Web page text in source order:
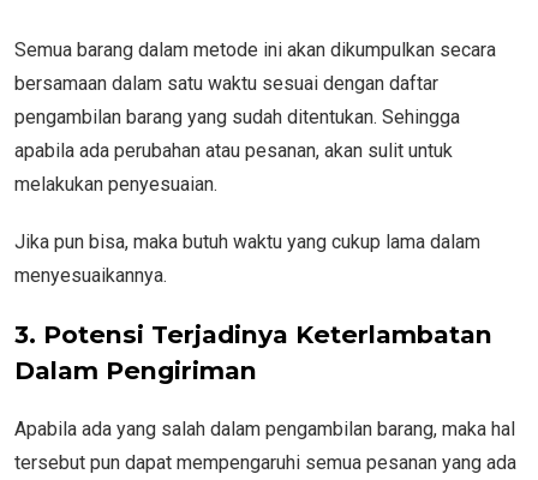
Semua barang dalam metode ini akan dikumpulkan secara
bersamaan dalam satu waktu sesuai dengan daftar
pengambilan barang yang sudah ditentukan. Sehingga
apabila ada perubahan atau pesanan, akan sulit untuk
melakukan penyesuaian.
Jika pun bisa, maka butuh waktu yang cukup lama dalam
menyesuaikannya.
3. Potensi Terjadinya Keterlambatan
Dalam Pengiriman
Apabila ada yang salah dalam pengambilan barang, maka hal
tersebut pun dapat mempengaruhi semua pesanan yang ada